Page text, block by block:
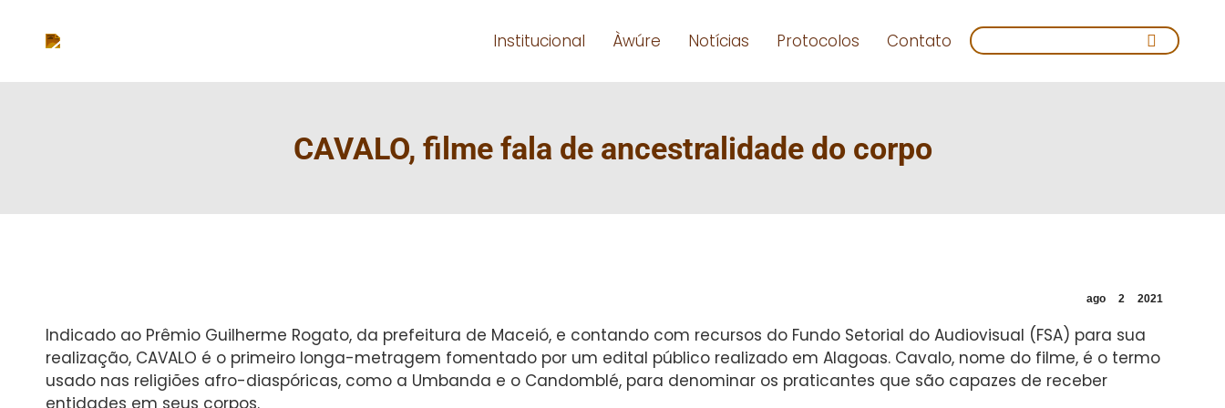
Institucional Àwúre Notícias Protocolos Contato Search:
CAVALO, filme fala de ancestralidade do corpo
ago 2 2021
Indicado ao Prêmio Guilherme Rogato, da prefeitura de Maceió, e contando com recursos do Fundo Setorial do Audiovisual (FSA) para sua
realização, CAVALO é o primeiro longa-metragem fomentado por um edital público realizado em Alagoas. Cavalo, nome do filme, é o termo
usado nas religiões afro-diaspóricas, como a Umbanda e o Candomblé, para denominar os praticantes que são capazes de receber
entidades em seus corpos.